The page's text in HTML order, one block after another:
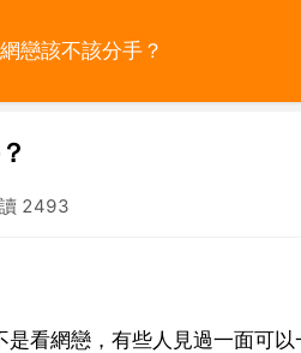
戀該不該分手？
2493
看網戀，有些人見過一面可